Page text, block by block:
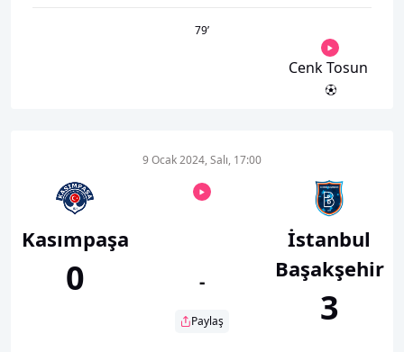
79’
Cenk Tosun
Kasımpaşa
0
9 Ocak 2024, Salı, 17:00
-
Paylaş
İstanbul
Başakşehir
3